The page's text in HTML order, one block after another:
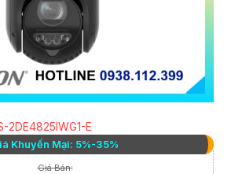
2DE4825IWG1-E
Khuyến Mại: 5%-35%
Giá Bán: